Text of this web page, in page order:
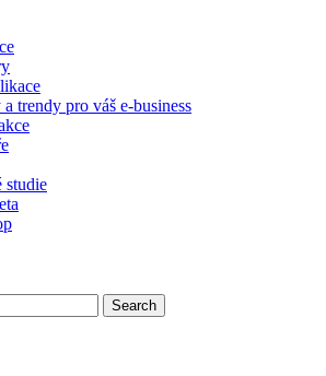
trendy pro váš e-business
studie